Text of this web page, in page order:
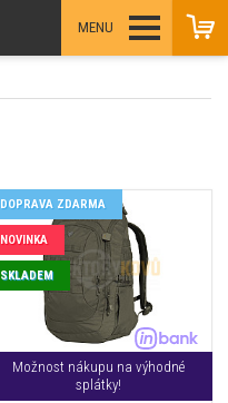
MENU
Možnost nákupu na výhodné
splátky!
DOPRAVA ZDARMA
NOVINKA
SKLADEM